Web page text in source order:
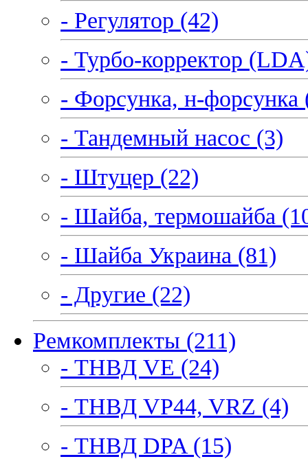
- Регулятор (42)
- Турбо-корректор
- Форсунка, н-форсунка
- Тандемный насос (3)
- Штуцер (22)
- Шайба, термошайба
- Шайба Украина (81)
- Другие (22)
Ремкомплекты (211)
- ТНВД VE (24)
- ТНВД VP44, VRZ (4)
- ТНВД DPA (15)